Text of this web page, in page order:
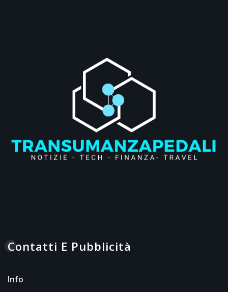
Contatti E Pubblicità
Info